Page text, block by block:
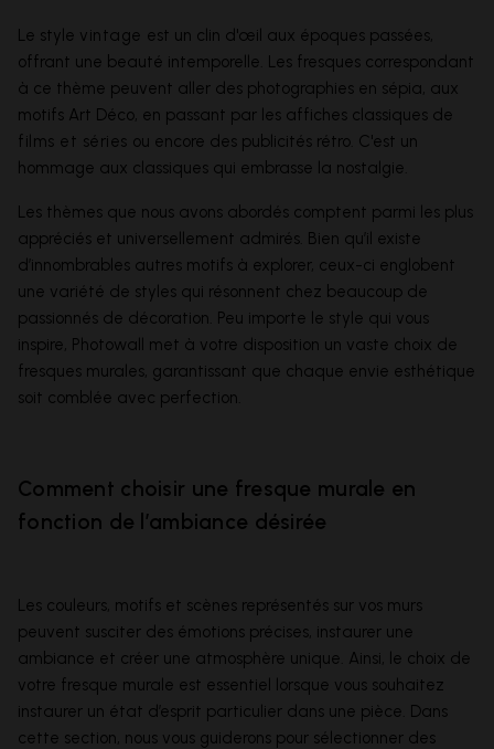
Le style vintage est un clin d'œil aux époques passées,
offrant une beauté intemporelle. Les fresques correspondant
à ce thème peuvent aller des photographies en sépia, aux
motifs Art Déco, en passant par les affiches classiques de
films et séries ou encore des publicités rétro. C'est un
hommage aux classiques qui embrasse la nostalgie.
Les thèmes que nous avons abordés comptent parmi les plus
appréciés et universellement admirés. Bien qu’il existe
d’innombrables autres motifs à explorer, ceux-ci englobent
une variété de styles qui résonnent chez beaucoup de
passionnés de décoration. Peu importe le style qui vous
inspire, Photowall met à votre disposition un vaste choix de
fresques murales, garantissant que chaque envie esthétique
soit comblée avec perfection.
Comment choisir une fresque murale en
fonction de l’ambiance désirée
Les couleurs, motifs et scènes représentés sur vos murs
peuvent susciter des émotions précises, instaurer une
ambiance et créer une atmosphère unique. Ainsi, le choix de
votre fresque murale est essentiel lorsque vous souhaitez
instaurer un état d’esprit particulier dans une pièce. Dans
cette section, nous vous guiderons pour sélectionner des